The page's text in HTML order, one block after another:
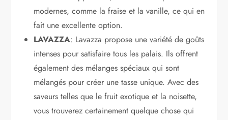
modernes, comme la fraise et la vanille, ce qui en
fait une excellente option.
LAVAZZA: Lavazza propose une variété de goûts
intenses pour satisfaire tous les palais. Ils offrent
également des mélanges spéciaux qui sont
mélangés pour créer une tasse unique. Avec des
saveurs telles que le fruit exotique et la noisette,
vous trouverez certainement quelque chose qui